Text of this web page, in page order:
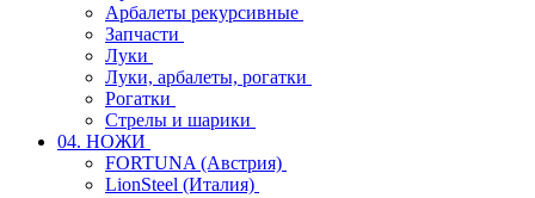
Арбалеты рекурсивные
Запчасти
Луки
Луки, арбалеты, рогатки
Рогатки
Стрелы и шарики
04. НОЖИ
FORTUNA (Австрия)
LionSteel (Италия)